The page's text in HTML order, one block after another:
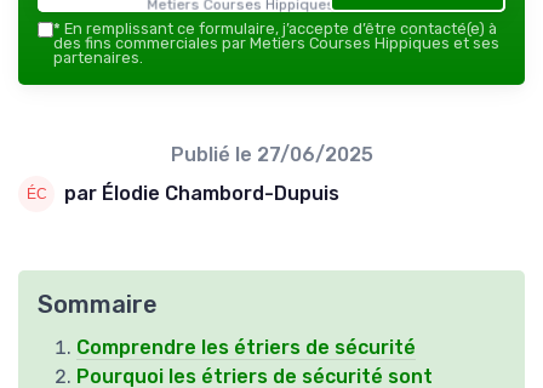
Metiers Courses Hippiques — 2026
* En remplissant ce formulaire, j’accepte d’être contacté(e) à
des fins commerciales par Metiers Courses Hippiques et ses
partenaires.
Publié le 27/06/2025
par Élodie Chambord-Dupuis
Sommaire
Comprendre les étriers de sécurité
Pourquoi les étriers de sécurité sont